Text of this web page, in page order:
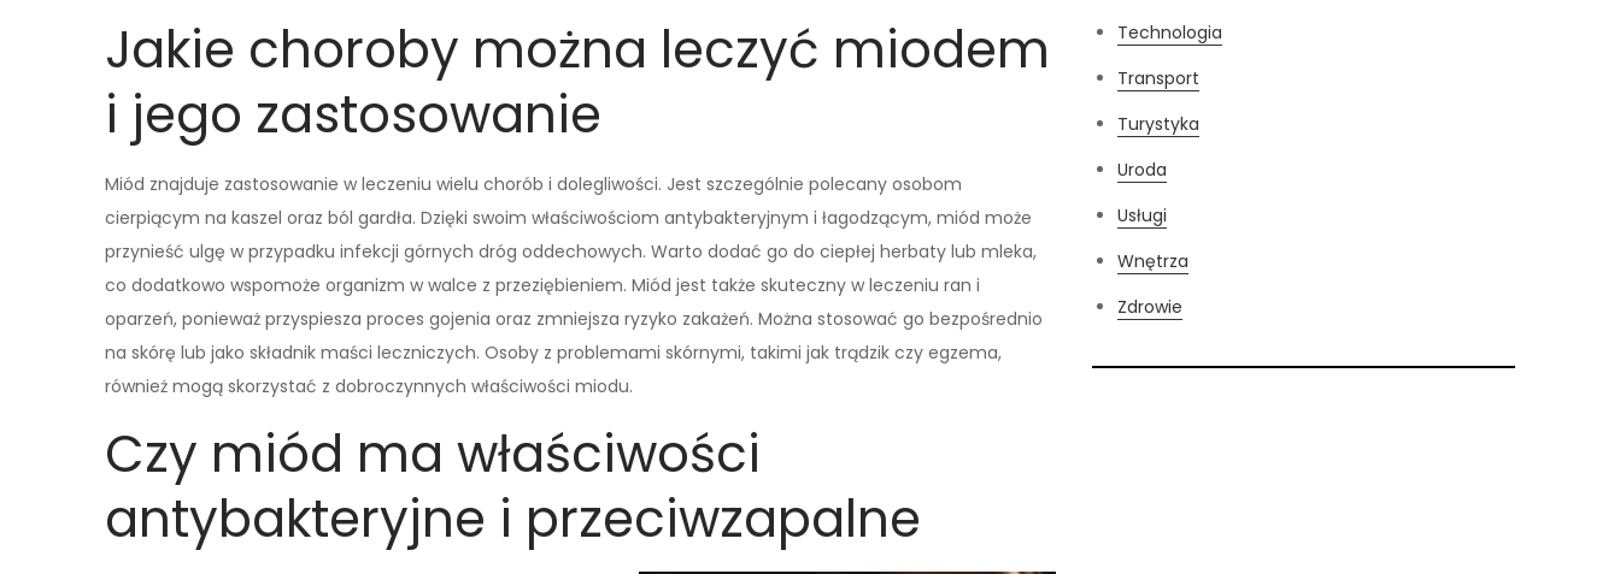
Jakie choroby można leczyć miodem
i jego zastosowanie
Miód znajduje zastosowanie w leczeniu wielu chorób i dolegliwości. Jest szczególnie polecany osobom
cierpiącym na kaszel oraz ból gardła. Dzięki swoim właściwościom antybakteryjnym i łagodzącym, miód może
przynieść ulgę w przypadku infekcji górnych dróg oddechowych. Warto dodać go do ciepłej herbaty lub mleka,
co dodatkowo wspomoże organizm w walce z przeziębieniem. Miód jest także skuteczny w leczeniu ran i
oparzeń, ponieważ przyspiesza proces gojenia oraz zmniejsza ryzyko zakażeń. Można stosować go bezpośrednio
na skórę lub jako składnik maści leczniczych. Osoby z problemami skórnymi, takimi jak trądzik czy egzema,
również mogą skorzystać z dobroczynnych właściwości miodu.
Czy miód ma właściwości
antybakteryjne i przeciwzapalne
Technologia
Transport
Turystyka
Uroda
Usługi
Wnętrza
Zdrowie